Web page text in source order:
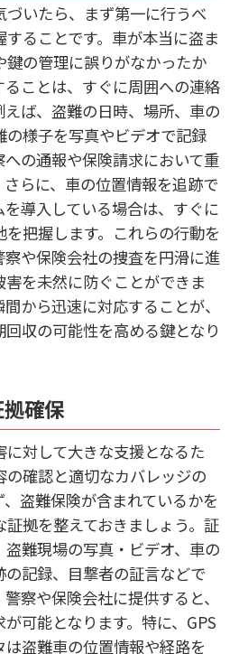
いたら、まず第一に行うべ
ることです。車が本当に盗ま
鍵の管理に誤りがなかったか
ことは、すぐに周囲への連絡
えば、盗難の日時、場所、車の
様子を写真やビデオで記録
への通報や保険請求において重
らに、車の位置情報を追跡で
を導入している場合は、すぐに
把握します。これらの行動を
や保険会社の捜査を円滑に進
を未然に防ぐことができま
から迅速に対応することが、
収の可能性を高める鍵となり
確保
対して大きな支援となるた
確認と適切なカバレッジの
盗難保険が含まれているかを
拠を整えておきましょう。証
難現場の写真・ビデオ、車の
記録、目撃者の証言などで
察や保険会社に提供すると、
可能となります。特に、GPS
盗難車の位置情報や経路を